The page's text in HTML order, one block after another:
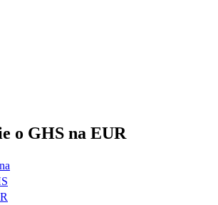
o GHS na EUR